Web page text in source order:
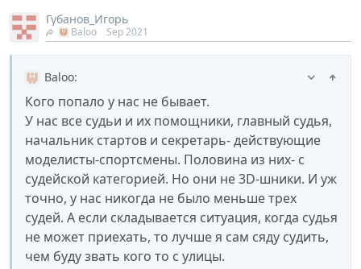
Губанов_Игорь
Baloo Sep 2021
Baloo:
Кого попало у нас не бывает.
У нас все судьи и их помощники, главный судья,
начальник стартов и секретарь- действующие
моделисты-спортсмены. Половина из них- с
судейской категорией. Но они не 3D-шники. И уж
точно, у нас никогда не было меньше трех
судей. А если складывается ситуация, когда судья
не может приехать, то лучше я сам сяду судить,
чем буду звать кого то с улицы.